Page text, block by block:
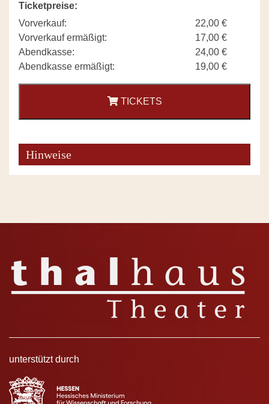
Ticketpreise:
Vorverkauf:
22,00 €
Vorverkauf ermäßigt:
17,00 €
Abendkasse:
24,00 €
Abendkasse ermäßigt:
19,00 €
TICKETS
Hinweise
unterstützt durch